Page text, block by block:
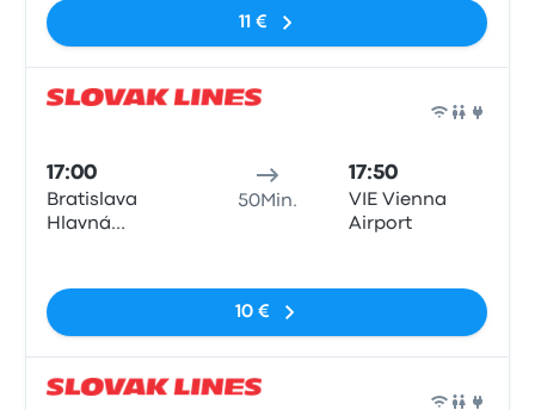
11 €
17:00
Bratislava
Hlavná
50Min.
17:50
VIE Vienna
Airport
10 €